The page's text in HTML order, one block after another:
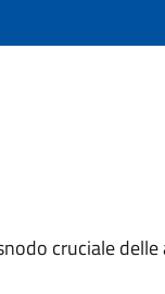
cruciale